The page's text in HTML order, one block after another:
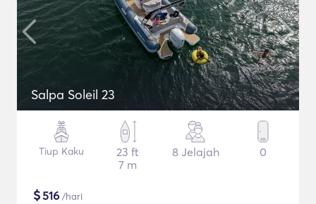
Salpa Soleil 23
Tiup Kaku
23 ft
7 m
8 Jelajah 0
$516 /hari